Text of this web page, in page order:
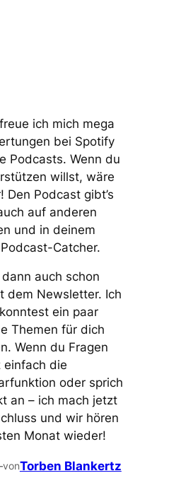
ich mich mega
bei Spotify
Podcasts. Wenn du
willst, wäre
Den Podcast gibt’s
auf anderen
und in deinem
Catcher.
dann auch schon
dem Newsletter. Ich
ein paar
Themen für dich
Wenn du Fragen
einfach die
oder sprich
an – ich mach jetzt
und wir hören
Monat wieder!
vonTorben Blankertz